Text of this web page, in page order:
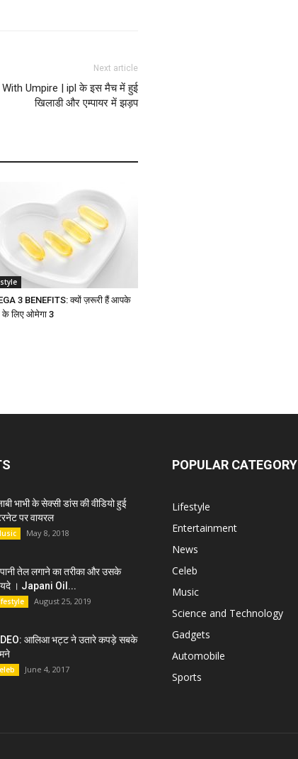
Next article
Umpire | ipl के इस मैच में हुई
खिलाडी और एम्पायर में झड़प
3 BENEFITS: क्यों ज़रूरी हैं आपके
के लिए ओमेगा 3
भाभी के सेक्सी डांस की वीडियो हुई
पर वायरल
May 8, 2018
तेल लगाने का तरीका और उसके
। Japani Oil...
August 25, 2019
आलिआ भट्ट ने उतारे कपड़े सबके
June 4, 2017
POPULAR CATEGORY
Lifestyle
Entertainment
News
Celeb
Music
Science and Technology
Gadgets
Automobile
Sports